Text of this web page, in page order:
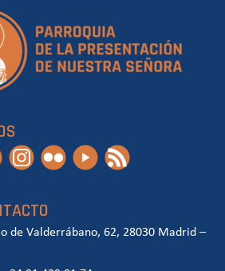
de Valderrábano, 62, 28030 Madrid –